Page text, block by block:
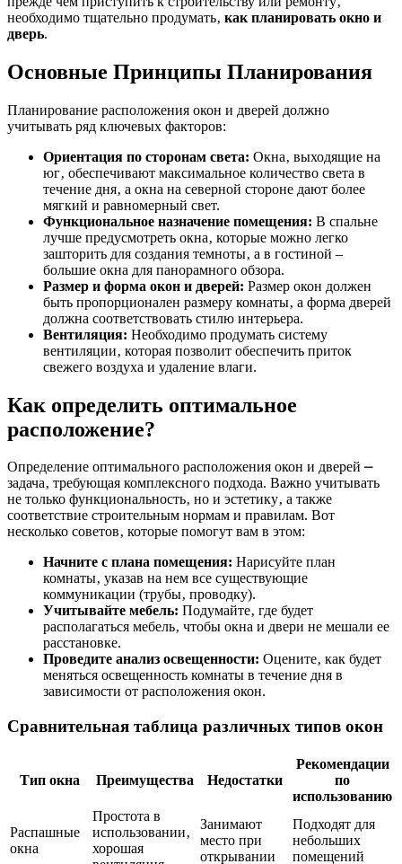
необходимо тщательно продумать‚ как планировать окно и
дверь.
Основные Принципы Планирования
Планирование расположения окон и дверей должно
учитывать ряд ключевых факторов:
Ориентация по сторонам света: Окна‚ выходящие на
юг‚ обеспечивают максимальное количество света в
течение дня‚ а окна на северной стороне дают более
мягкий и равномерный свет.
Функциональное назначение помещения: В спальне
лучше предусмотреть окна‚ которые можно легко
зашторить для создания темноты‚ а в гостиной –
большие окна для панорамного обзора.
Размер и форма окон и дверей: Размер окон должен
быть пропорционален размеру комнаты‚ а форма дверей
должна соответствовать стилю интерьера.
Вентиляция: Необходимо продумать систему
вентиляции‚ которая позволит обеспечить приток
свежего воздуха и удаление влаги.
Как определить оптимальное
расположение?
Определение оптимального расположения окон и дверей ⎼
задача‚ требующая комплексного подхода. Важно учитывать
не только функциональность‚ но и эстетику‚ а также
соответствие строительным нормам и правилам. Вот
несколько советов‚ которые помогут вам в этом:
Начните с плана помещения: Нарисуйте план
комнаты‚ указав на нем все существующие
коммуникации (трубы‚ проводку).
Учитывайте мебель: Подумайте‚ где будет
располагаться мебель‚ чтобы окна и двери не мешали ее
расстановке.
Проведите анализ освещенности: Оцените‚ как будет
меняться освещенность комнаты в течение дня в
зависимости от расположения окон.
Сравнительная таблица различных типов окон
Тип окна Преимущества Недостатки
Рекомендации
по
использованию
Распашные
окна
Простота в
использовании‚
хорошая
Занимают
место при
открывании
Подходят для
небольших
помещений